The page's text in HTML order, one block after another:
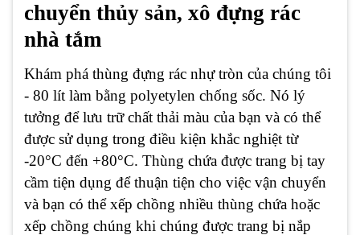
chuyển thủy sản, xô đựng rác
nhà tắm
Khám phá thùng đựng rác nhự tròn của chúng tôi
- 80 lít làm bằng polyetylen chống sốc. Nó lý
tưởng để lưu trữ chất thải màu của bạn và có thể
được sử dụng trong điều kiện khắc nghiệt từ
-20°C đến +80°C. Thùng chứa được trang bị tay
cầm tiện dụng để thuận tiện cho việc vận chuyển
và bạn có thể xếp chồng nhiều thùng chứa hoặc
xếp chồng chúng khi chúng được trang bị nắp